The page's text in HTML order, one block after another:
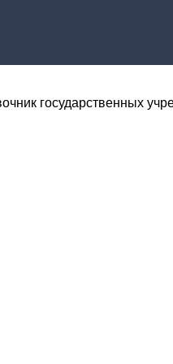
государственных